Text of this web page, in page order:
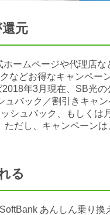
元
ームページや代理店な
などお得なキャンペー
年3月現在、SB光の
ュバック／割引きキャ
シュバック、もしくは
だし、キャンペーン
る
あんしん乗り換